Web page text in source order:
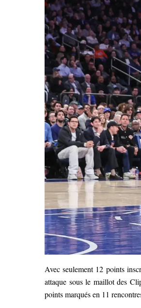
Avec seulement 12 points
attaque sous le maillot des
points marqués en 11